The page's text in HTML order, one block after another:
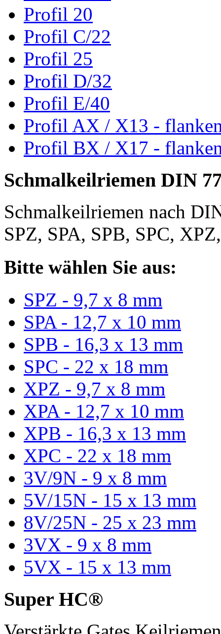
Profil 20
Profil C/22
Profil 25
Profil D/32
Profil E/40
Profil AX / X13 -
Profil BX / X17 -
Schmalkeilriemen DIN
Schmalkeilriemen nach
SPZ, SPA, SPB, SPC,
Bitte wählen Sie aus:
SPZ - 9,7 x 8 mm
SPA - 12,7 x 10 mm
SPB - 16,3 x 13 mm
SPC - 22 x 18 mm
XPZ - 9,7 x 8 mm
XPA - 12,7 x 10 mm
XPB - 16,3 x 13 mm
XPC - 22 x 18 mm
3V/9N - 9 x 8 mm
5V/15N - 15 x 13 mm
8V/25N - 25 x 23 mm
3VX - 9 x 8 mm
5VX - 15 x 13 mm
Super HC®